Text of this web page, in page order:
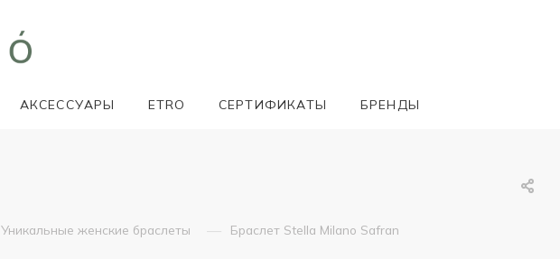
АКСЕССУАРЫ ETRO СЕРТИФИКАТЫ БРЕНДЫ
Уникальные женские браслеты — Браслет Stella Milano Safran